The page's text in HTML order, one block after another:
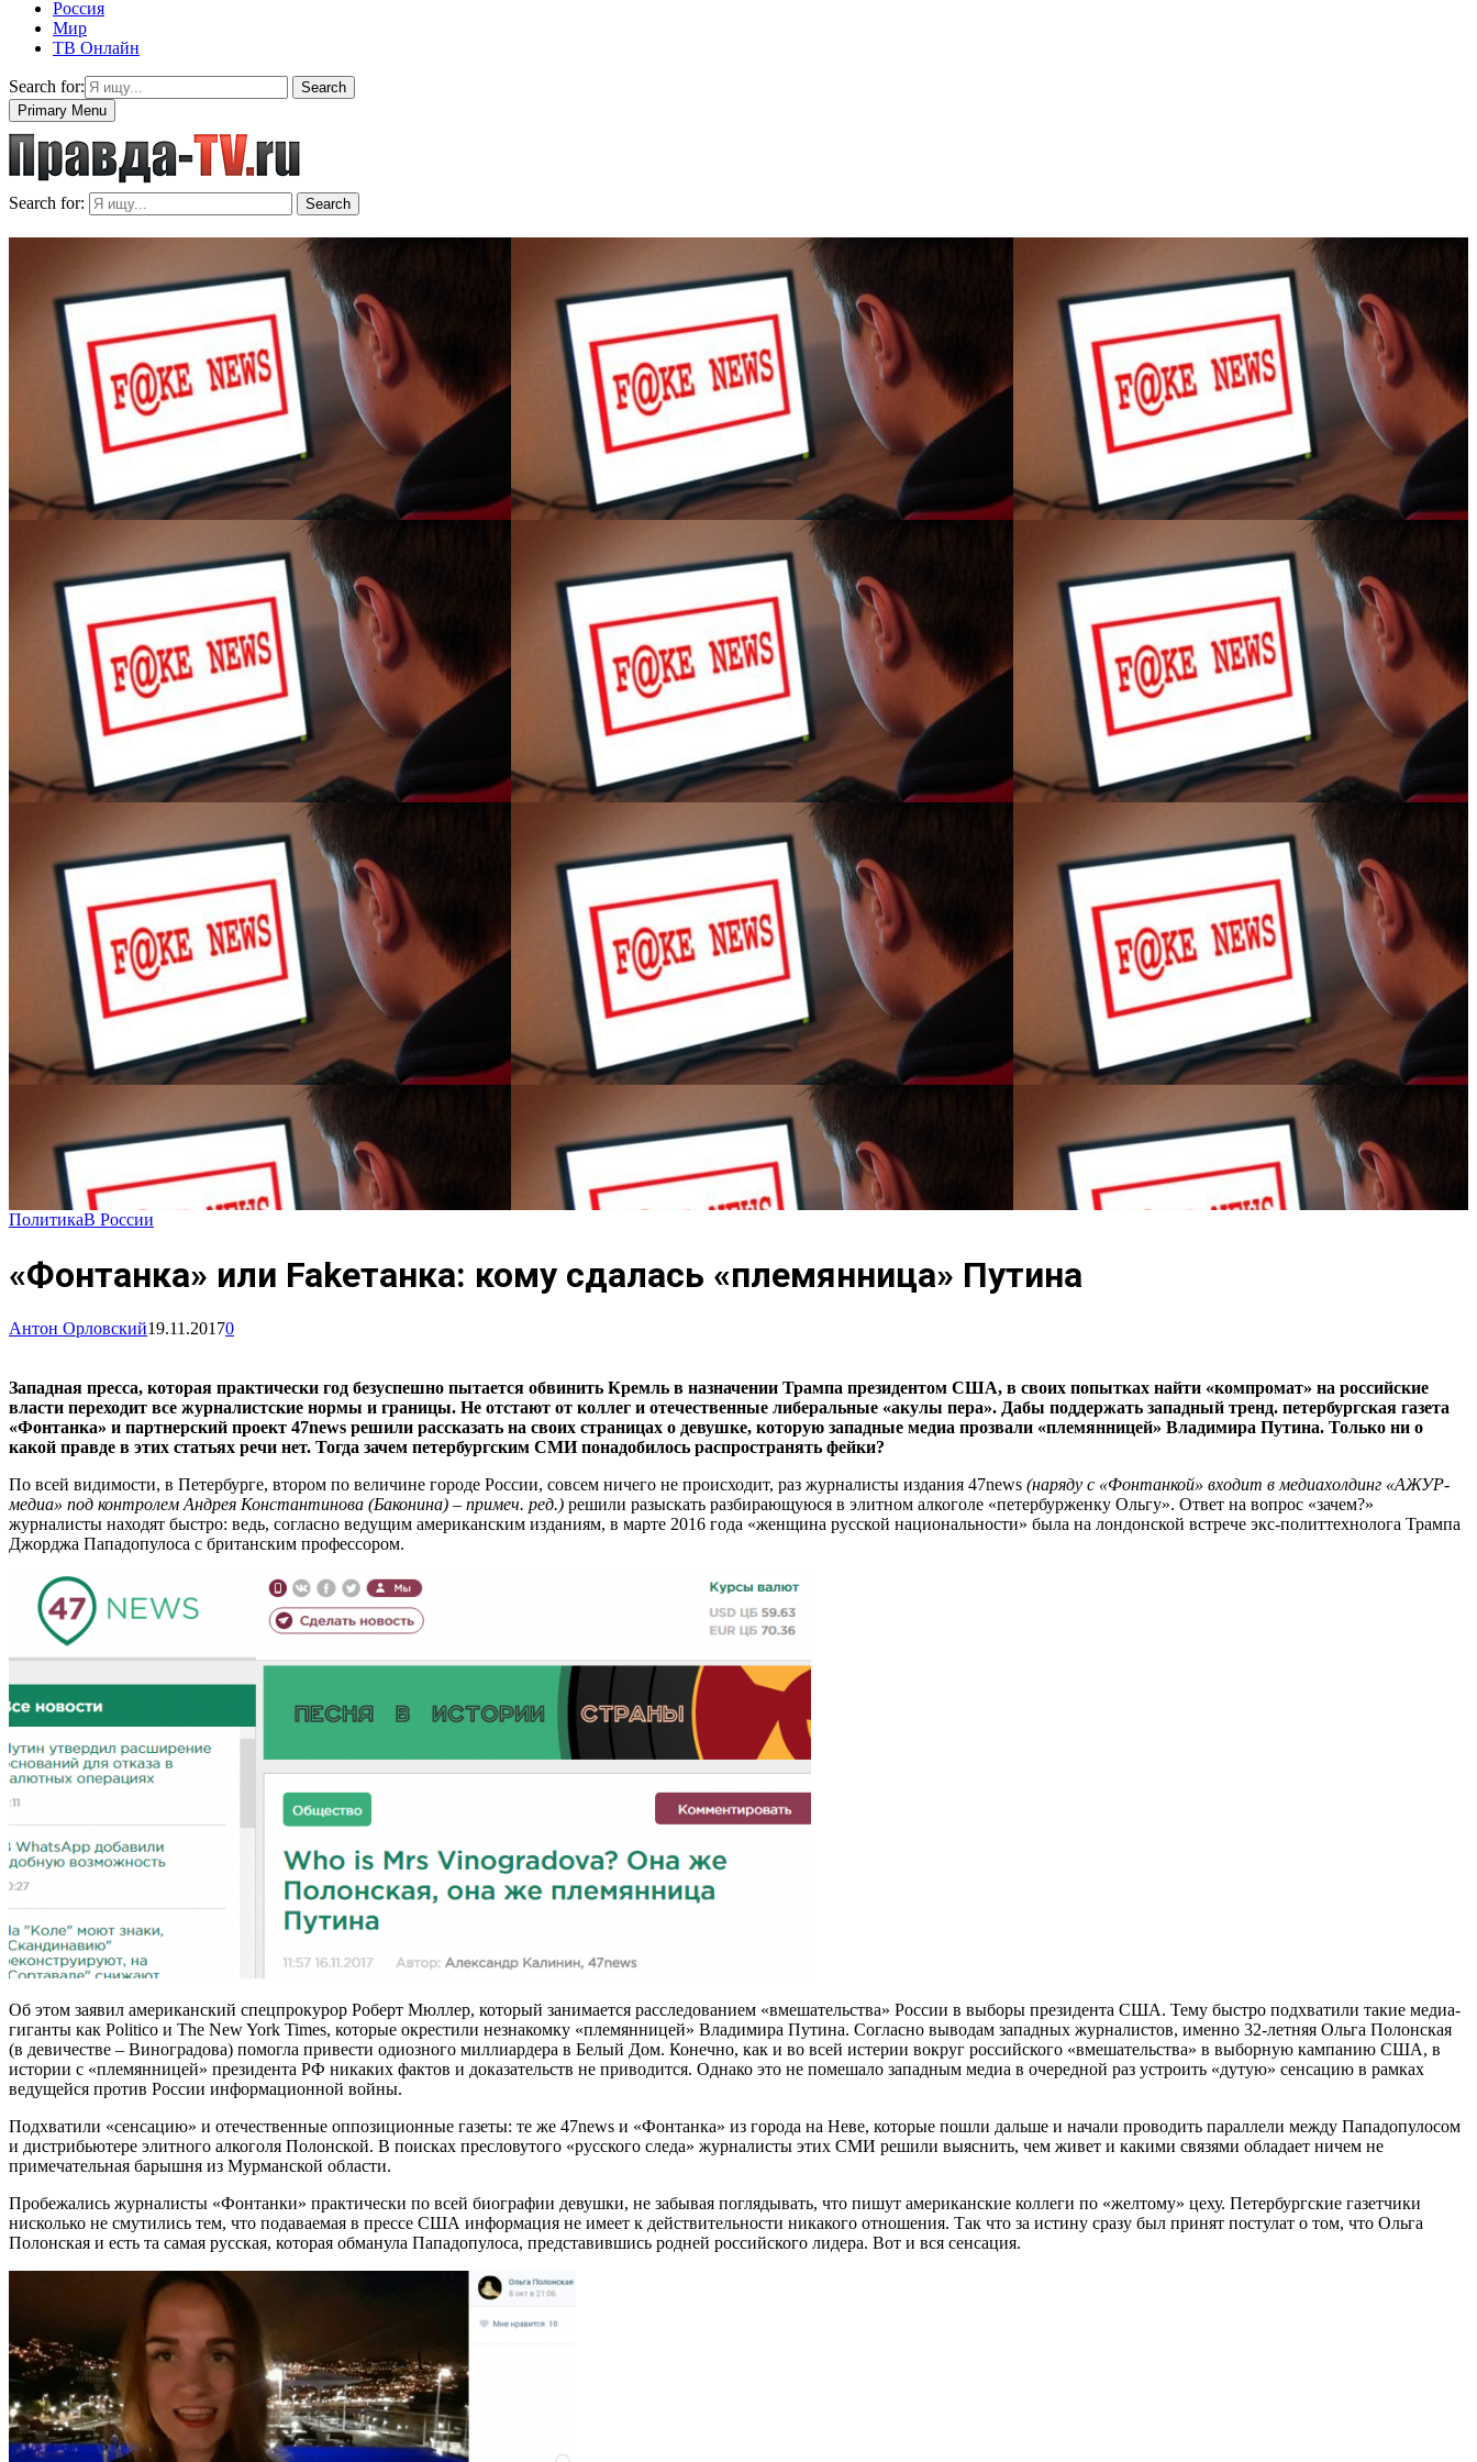
Россия
Мир
ТВ Онлайн
Search for:
Search
Primary Menu
Search for: Search
ПолитикаВ России
«Фонтанка» или Fakeтанка: кому сдалась «племянница» Путина
Антон Орловский19.11.20170
Западная пресса, которая практически год безуспешно пытается обвинить Кремль в назначении Трампа президентом США, в своих попытках найти «компромат» на российские
власти переходит все журналистские нормы и границы. Не отстают от коллег и отечественные либеральные «акулы пера». Дабы поддержать западный тренд. петербургская газета
«Фонтанка» и партнерский проект 47news решили рассказать на своих страницах о девушке, которую западные медиа прозвали «племянницей» Владимира Путина. Только ни о
какой правде в этих статьях речи нет. Тогда зачем петербургским СМИ понадобилось распространять фейки?
По всей видимости, в Петербурге, втором по величине городе России, совсем ничего не происходит, раз журналисты издания 47news (наряду с «Фонтанкой» входит в медиахолдинг «АЖУР-
медиа» под контролем Андрея Константинова (Баконина) – примеч. ред.) решили разыскать разбирающуюся в элитном алкоголе «петербурженку Ольгу». Ответ на вопрос «зачем?»
журналисты находят быстро: ведь, согласно ведущим американским изданиям, в марте 2016 года «женщина русской национальности» была на лондонской встрече экс-политтехнолога Трампа
Джорджа Пападопулоса с британским профессором.
Об этом заявил американский спецпрокурор Роберт Мюллер, который занимается расследованием «вмешательства» России в выборы президента США. Тему быстро подхватили такие медиа-
гиганты как Politico и The New York Times, которые окрестили незнакомку «племянницей» Владимира Путина. Согласно выводам западных журналистов, именно 32-летняя Ольга Полонская
(в девичестве – Виноградова) помогла привести одиозного миллиардера в Белый Дом. Конечно, как и во всей истерии вокруг российского «вмешательства» в выборную кампанию США, в
истории с «племянницей» президента РФ никаких фактов и доказательств не приводится. Однако это не помешало западным медиа в очередной раз устроить «дутую» сенсацию в рамках
ведущейся против России информационной войны.
Подхватили «сенсацию» и отечественные оппозиционные газеты: те же 47news и «Фонтанка» из города на Неве, которые пошли дальше и начали проводить параллели между Пападопулосом
и дистрибьютере элитного алкоголя Полонской. В поисках пресловутого «русского следа» журналисты этих СМИ решили выяснить, чем живет и какими связями обладает ничем не
примечательная барышня из Мурманской области.
Пробежались журналисты «Фонтанки» практически по всей биографии девушки, не забывая поглядывать, что пишут американские коллеги по «желтому» цеху. Петербургские газетчики
нисколько не смутились тем, что подаваемая в прессе США информация не имеет к действительности никакого отношения. Так что за истину сразу был принят постулат о том, что Ольга
Полонская и есть та самая русская, которая обманула Пападопулоса, представившись родней российского лидера. Вот и вся сенсация.